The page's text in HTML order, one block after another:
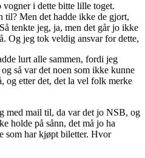
vogner i dette bitte lille toget.
til? Men det hadde ikke de gjort,
tenkte jeg, ja, men det går jo ikke
Og jeg tok veldig ansvar for dette,
lurt alle sammen, fordi jeg
så var det noen som ikke kunne
og etter det, det la vel folk merke
med mail til, da var det jo NSB, og
holde på sånn, det må jo ha
som har kjøpt biletter. Hvor